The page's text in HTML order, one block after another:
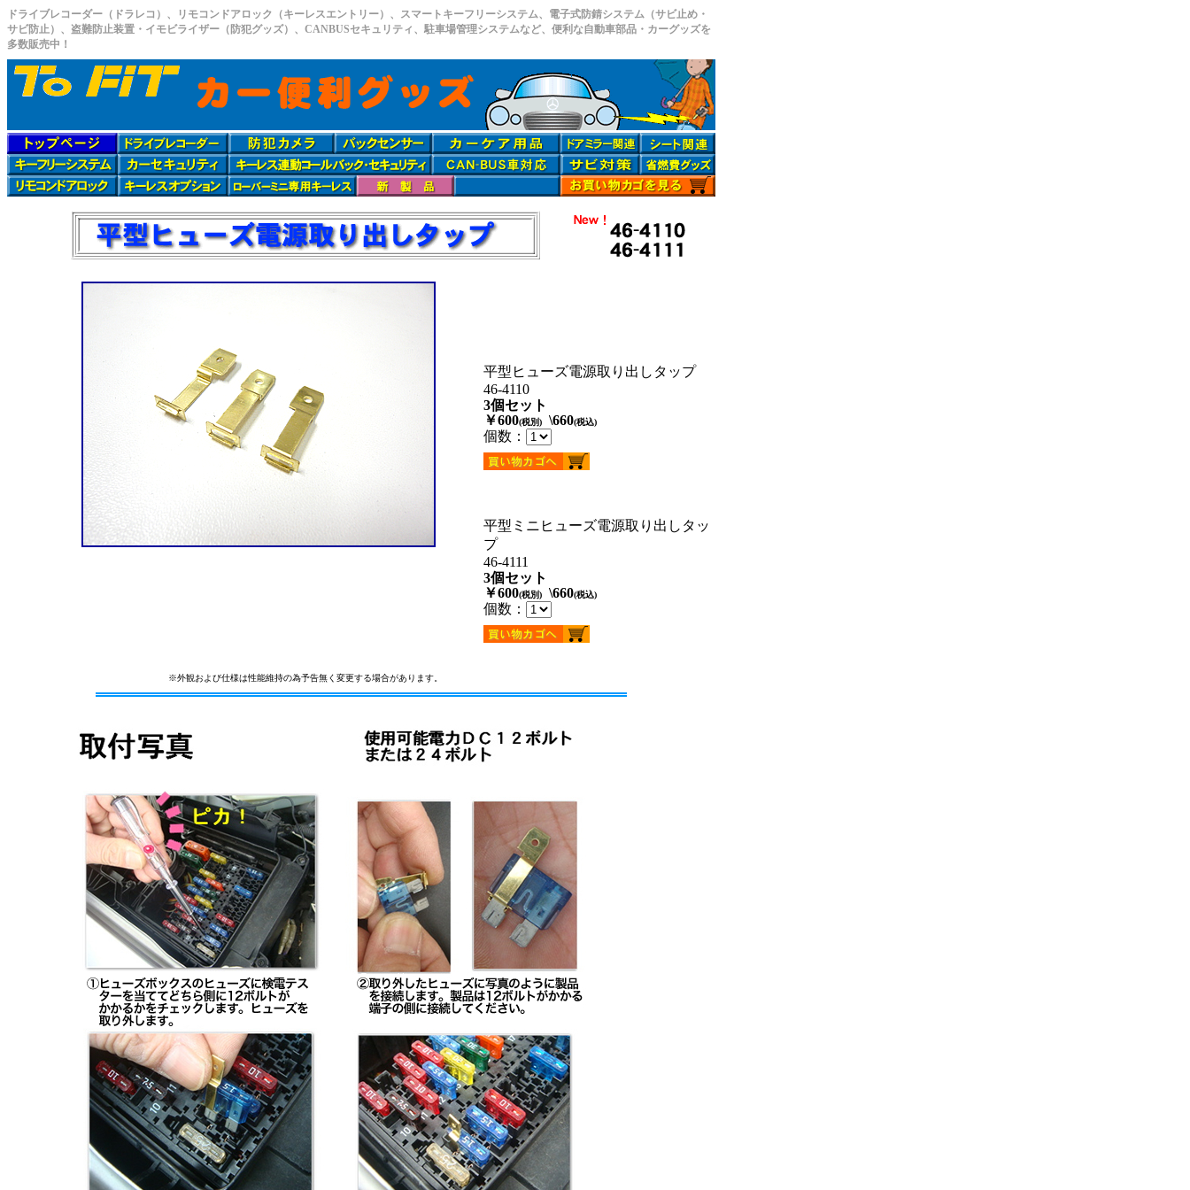
ドライブレコーダー（ドラレコ）、リモコンドアロック（キーレスエントリー）、スマートキーフリーシステム、電子式防錆システム（サビ止め・
サビ防止）、盗難防止装置・イモビライザー（防犯グッズ）、CANBUSセキュリティ、駐車場管理システムなど、便利な自動車部品・カーグッズを
多数販売中！
平型ヒューズ電源取り出しタップ
46-4110
3個セット
￥600(税別) \660(税込)
個数：
平型ミニヒューズ電源取り出しタッ
プ
46-4111
3個セット
￥600(税別) \660(税込)
個数：
※外観および仕様は性能維持の為予告無く変更する場合があります。